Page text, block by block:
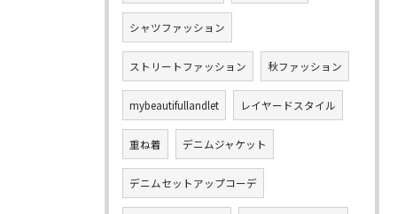
シャツファッション
ストリートファッション 秋ファッション
mybeautifullandlet レイヤードスタイル
重ね着 デニムジャケット
デニムセットアップコーデ